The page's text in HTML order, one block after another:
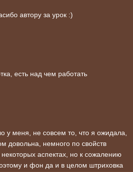
автору за урок :)
есть над чем работать
у меня, не совсем то, что я ожидала,
довольна, немного по свойств
некоторых аспектах, но к сожалению
и фон да и в целом штриховка